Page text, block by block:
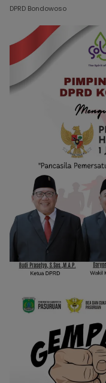
DPRD Bondowoso